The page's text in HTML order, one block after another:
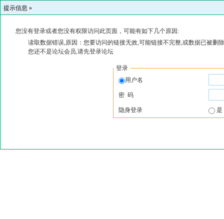
提示信息 »
您没有登录或者您没有权限访问此页面，可能有如下几个原因:
读取数据错误,原因：您要访问的链接无效,可能链接不完整,或数据已被删
您还不是论坛会员,请先登录论坛
登录
用户名
密 码
隐身登录